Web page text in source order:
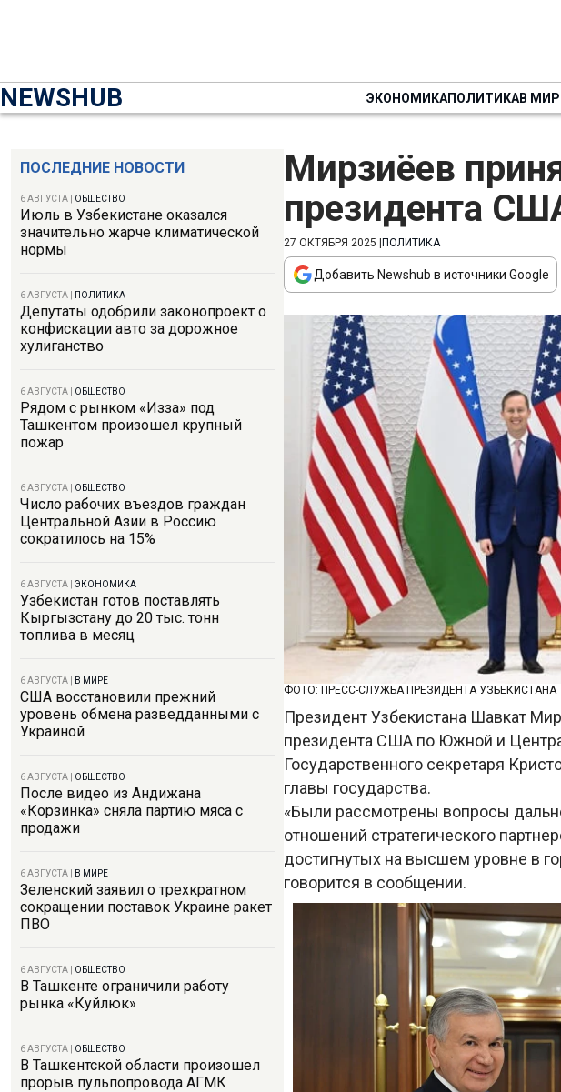
NEWSHUB ЭКОНОМИКАПОЛИТИКАВ
ПОСЛЕДНИЕ НОВОСТИ
6 АВГУСТА ОБЩЕСТВО
Июль в Узбекистане оказался
значительно жарче климатической
нормы
6 АВГУСТА ПОЛИТИКА
Депутаты одобрили законопроект о
конфискации авто за дорожное
хулиганство
6 АВГУСТА ОБЩЕСТВО
Рядом с рынком «Изза» под
Ташкентом произошел крупный
пожар
6 АВГУСТА ОБЩЕСТВО
Число рабочих въездов граждан
Центральной Азии в Россию
сократилось на 15%
6 АВГУСТА ЭКОНОМИКА
Узбекистан готов поставлять
Кыргызстану до 20 тыс. тонн
топлива в месяц
6 АВГУСТА В МИРЕ
США восстановили прежний
уровень обмена разведданными с
Украиной
6 АВГУСТА ОБЩЕСТВО
После видео из Андижана
«Корзинка» сняла партию мяса с
продажи
6 АВГУСТА В МИРЕ
Зеленский заявил о трехкратном
сокращении поставок Украине ракет
ПВО
6 АВГУСТА ОБЩЕСТВО
В Ташкенте ограничили работу
рынка «Куйлюк»
6 АВГУСТА ОБЩЕСТВО
В Ташкентской области произошел
прорыв пульпопровода АГМК
Мирзиёев
президента
27 ОКТЯБРЯ 2025 ПОЛИТИКА
Добавить Newshub в источники Google
ФОТО: ПРЕСС-СЛУЖБА ПРЕЗИДЕНТА УЗБЕКИСТАНА
Президент Узбекистана Шавкат
президента США по Южной и
Государственного секретаря
главы государства.
«Были рассмотрены вопросы
отношений стратегического
достигнутых на высшем уровне в
говорится в сообщении.